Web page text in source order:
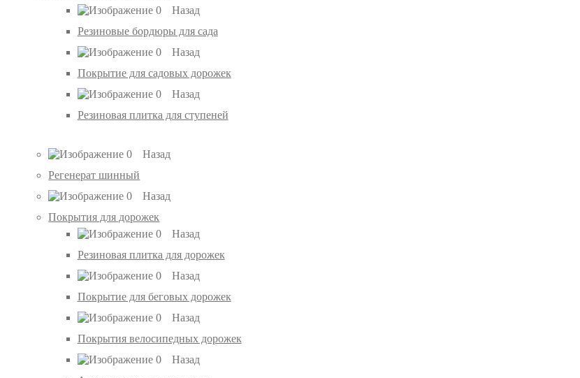
Назад
Резиновые бордюры для сада
Назад
Покрытие для садовых дорожек
Назад
Резиновая плитка для ступеней
Назад
Регенерат шинный
Назад
Покрытия для дорожек
Назад
Резиновая плитка для дорожек
Назад
Покрытие для беговых дорожек
Назад
Покрытия велосипедных дорожек
Назад